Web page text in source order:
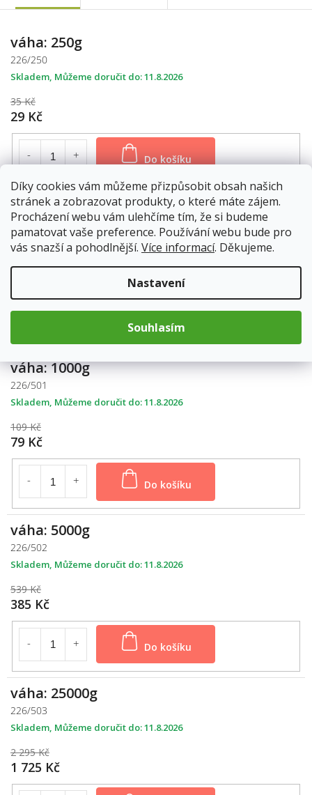
Díky cookies vám můžeme přizpůsobit obsah našich
stránek a zobrazovat produkty, o které máte zájem.
Procházení webu vám ulehčíme tím, že si budeme
pamatovat vaše preference. Používání webu bude pro
vás snazší a pohodlnější. Více informací. Děkujeme.
Nastavení
Souhlasím
váha: 250g
226/250
35 Kč
29 Kč
Do košíku
Skladem 11.8.2026
váha: 500g
226/500
69 Kč
Do košíku
Skladem 11.8.2026
váha: 1000g
226/501
109 Kč
79 Kč
Skladem 11.8.2026
váha: 5000g
226/502
539 Kč
385 Kč
Do košíku
Skladem 11.8.2026
váha: 25000g
226/503
2 295 Kč
1 725 Kč
Skladem 11.8.2026